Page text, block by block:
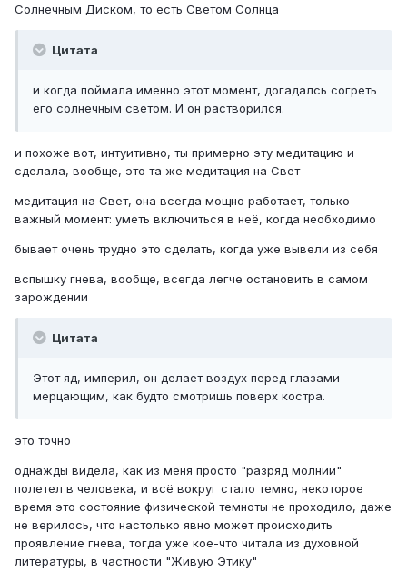
Солнечным Диском, то есть Светом Солнца
Цитата
и когда поймала именно этот момент, догадалсь согреть
его солнечным светом. И он растворился.
и похоже вот, интуитивно, ты примерно эту медитацию и
сделала, вообще, это та же медитация на Свет
медитация на Свет, она всегда мощно работает, только
важный момент: уметь включиться в неё, когда необходимо
бывает очень трудно это сделать, когда уже вывели из себя
вспышку гнева, вообще, всегда легче остановить в самом
зарождении
Цитата
Этот яд, империл, он делает воздух перед глазами
мерцающим, как будто смотришь поверх костра.
это точно
однажды видела, как из меня просто "разряд молнии"
полетел в человека, и всё вокруг стало темно, некоторое
время это состояние физической темноты не проходило, даже
не верилось, что настолько явно может происходить
проявление гнева, тогда уже кое-что читала из духовной
литературы, в частности "Живую Этику"